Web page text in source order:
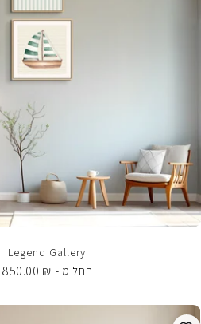
Legend Gallery
החל מ -
850.00 ₪